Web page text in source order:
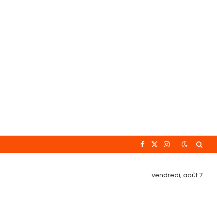
Facebook
X
Instagram
vendredi, août 7